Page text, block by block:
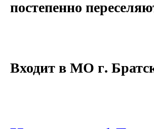
постепенно
Входит в МО г.